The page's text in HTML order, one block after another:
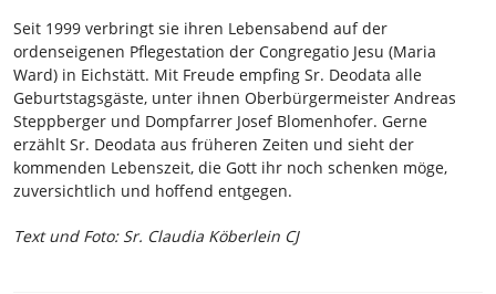
Seit 1999 verbringt sie ihren Lebensabend auf der
ordenseigenen Pflegestation der Congregatio Jesu (Maria
Ward) in Eichstätt. Mit Freude empfing Sr. Deodata alle
Geburtstagsgäste, unter ihnen Oberbürgermeister Andreas
Steppberger und Dompfarrer Josef Blomenhofer. Gerne
erzählt Sr. Deodata aus früheren Zeiten und sieht der
kommenden Lebenszeit, die Gott ihr noch schenken möge,
zuversichtlich und hoffend entgegen.
Text und Foto: Sr. Claudia Köberlein CJ